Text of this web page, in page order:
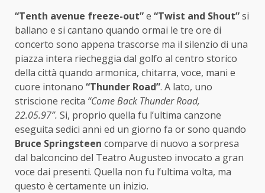
“Tenth avenue freeze-out”e “Twist and Shout”si
ballano e si cantano quando ormai le tre ore di
concerto sono appena trascorse ma il silenzio di una
piazza intera riecheggia dal golfo al centro storico
della città quando armonica, chitarra, voce, mani e
cuore intonano “Thunder Road”. A lato, uno
striscione recita “Come Back Thunder Road,
22.05.97”. Si, proprio quella fu l’ultima canzone
eseguita sedici anni ed un giorno fa or sono quando
Bruce Springsteen comparve di nuovo a sorpresa
dal balconcino del Teatro Augusteo invocato a gran
voce dai presenti. Quella non fu l’ultima volta, ma
questo è certamente un inizio.